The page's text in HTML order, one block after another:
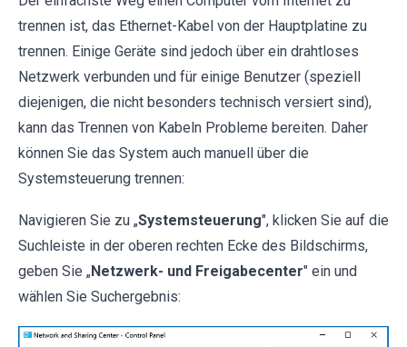
trennen ist, das Ethernet-Kabel von der Hauptplatine zu
trennen. Einige Geräte sind jedoch über ein drahtloses
Netzwerk verbunden und für einige Benutzer (speziell
diejenigen, die nicht besonders technisch versiert sind),
kann das Trennen von Kabeln Probleme bereiten. Daher
können Sie das System auch manuell über die
Systemsteuerung trennen:
Navigieren Sie zu „Systemsteuerung", klicken Sie auf die
Suchleiste in der oberen rechten Ecke des Bildschirms,
geben Sie „Netzwerk- und Freigabecenter" ein und
wählen Sie Suchergebnis: